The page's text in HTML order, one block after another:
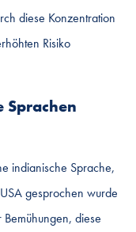
diese Konzentration
Risiko
Sprachen
indianische Sprache,
gesprochen wurde
diese